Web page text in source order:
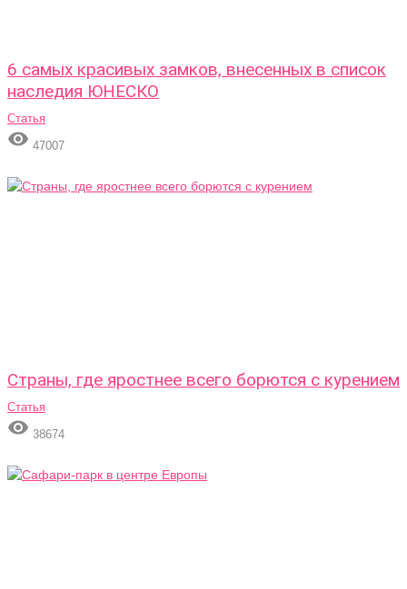
6 самых красивых замков, внесенных в список
наследия ЮНЕСКО
Статья
 47007
Страны, где яростнее всего борются с курением
Статья
 38674